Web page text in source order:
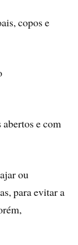
copos e
e com
ou
para evitar a